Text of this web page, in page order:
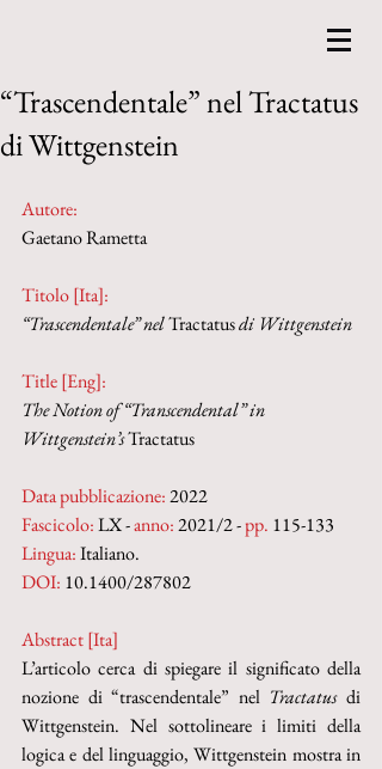
“Trascendentale” nel Tractatus
di Wittgenstein
Autore:
Gaetano Rametta
Titolo [Ita]:
“Trascendentale” nel Tractatus di Wittgenstein
Title [Eng]:
The Notion of “Transcendental” in
Wittgenstein’s Tractatus
Data pubblicazione: 2022
Fascicolo: LX - anno: 2021/2 - pp. 115-133
Lingua: Italiano.
DOI: 10.1400/287802
Abstract [Ita]
L’articolo cerca di spiegare il significato della
nozione di “trascendentale” nel Tractatus di
Wittgenstein. Nel sottolineare i limiti della
logica e del linguaggio, Wittgenstein mostra in